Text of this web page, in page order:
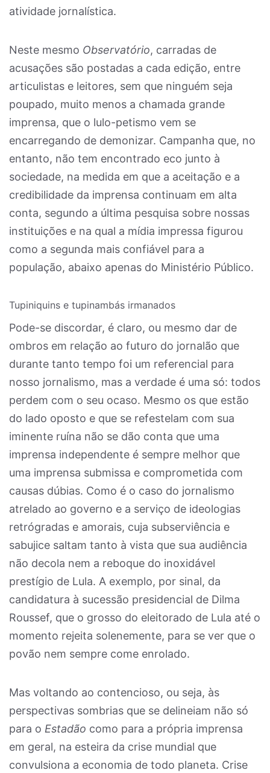
atividade jornalística.
Neste mesmo Observatório, carradas de
acusações são postadas a cada edição, entre
articulistas e leitores, sem que ninguém seja
poupado, muito menos a chamada grande
imprensa, que o lulo-petismo vem se
encarregando de demonizar. Campanha que, no
entanto, não tem encontrado eco junto à
sociedade, na medida em que a aceitação e a
credibilidade da imprensa continuam em alta
conta, segundo a última pesquisa sobre nossas
instituições e na qual a mídia impressa figurou
como a segunda mais confiável para a
população, abaixo apenas do Ministério Público.
Tupiniquins e tupinambás irmanados
Pode-se discordar, é claro, ou mesmo dar de
ombros em relação ao futuro do jornalão que
durante tanto tempo foi um referencial para
nosso jornalismo, mas a verdade é uma só: todos
perdem com o seu ocaso. Mesmo os que estão
do lado oposto e que se refestelam com sua
iminente ruína não se dão conta que uma
imprensa independente é sempre melhor que
uma imprensa submissa e comprometida com
causas dúbias. Como é o caso do jornalismo
atrelado ao governo e a serviço de ideologias
retrógradas e amorais, cuja subserviência e
sabujice saltam tanto à vista que sua audiência
não decola nem a reboque do inoxidável
prestígio de Lula. A exemplo, por sinal, da
candidatura à sucessão presidencial de Dilma
Roussef, que o grosso do eleitorado de Lula até o
momento rejeita solenemente, para se ver que o
povão nem sempre come enrolado.
Mas voltando ao contencioso, ou seja, às
perspectivas sombrias que se delineiam não só
para o Estadão como para a própria imprensa
em geral, na esteira da crise mundial que
convulsiona a economia de todo planeta. Crise